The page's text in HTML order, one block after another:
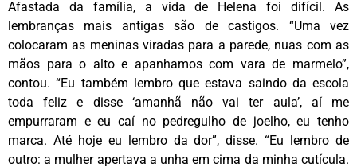
Afastada da família, a vida de Helena foi difícil. As
lembranças mais antigas são de castigos. “Uma vez
colocaram as meninas viradas para a parede, nuas com as
mãos para o alto e apanhamos com vara de marmelo”,
contou. “Eu também lembro que estava saindo da escola
toda feliz e disse ‘amanhã não vai ter aula’, aí me
empurraram e eu caí no pedregulho de joelho, eu tenho
marca. Até hoje eu lembro da dor”, disse. “Eu lembro de
outro: a mulher apertava a unha em cima da minha cutícula.